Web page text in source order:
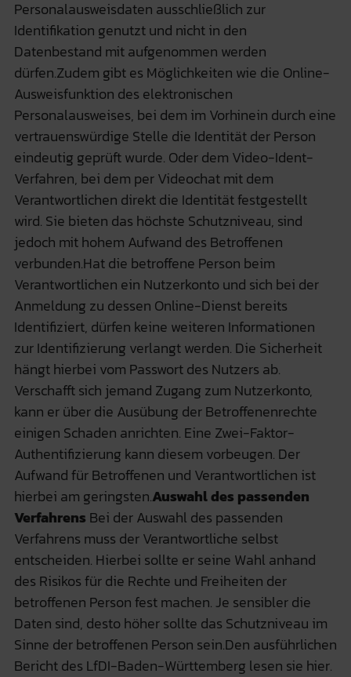
Personalausweisdaten ausschließlich zur
Identifikation genutzt und nicht in den
Datenbestand mit aufgenommen werden
dürfen.Zudem gibt es Möglichkeiten wie die Online-
Ausweisfunktion des elektronischen
Personalausweises, bei dem im Vorhinein durch eine
vertrauenswürdige Stelle die Identität der Person
eindeutig geprüft wurde. Oder dem Video-Ident-
Verfahren, bei dem per Videochat mit dem
Verantwortlichen direkt die Identität festgestellt
wird. Sie bieten das höchste Schutzniveau, sind
jedoch mit hohem Aufwand des Betroffenen
verbunden.Hat die betroffene Person beim
Verantwortlichen ein Nutzerkonto und sich bei der
Anmeldung zu dessen Online-Dienst bereits
Identifiziert, dürfen keine weiteren Informationen
zur Identifizierung verlangt werden. Die Sicherheit
hängt hierbei vom Passwort des Nutzers ab.
Verschafft sich jemand Zugang zum Nutzerkonto,
kann er über die Ausübung der Betroffenenrechte
einigen Schaden anrichten. Eine Zwei-Faktor-
Authentifizierung kann diesem vorbeugen. Der
Aufwand für Betroffenen und Verantwortlichen ist
hierbei am geringsten.Auswahl des passenden
Verfahrens Bei der Auswahl des passenden
Verfahrens muss der Verantwortliche selbst
entscheiden. Hierbei sollte er seine Wahl anhand
des Risikos für die Rechte und Freiheiten der
betroffenen Person fest machen. Je sensibler die
Daten sind, desto höher sollte das Schutzniveau im
Sinne der betroffenen Person sein.Den ausführlichen
Bericht des LfDI-Baden-Württemberg lesen sie hier.